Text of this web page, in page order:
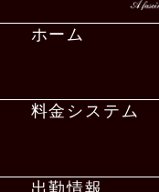
ホーム
料金システム
出勤情報